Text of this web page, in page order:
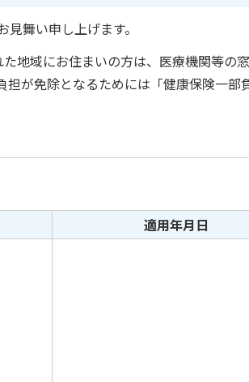
舞い申し上げます。
地域にお住まいの方は、医療機関等の
が免除となるためには「健康保険一部
適用年月日